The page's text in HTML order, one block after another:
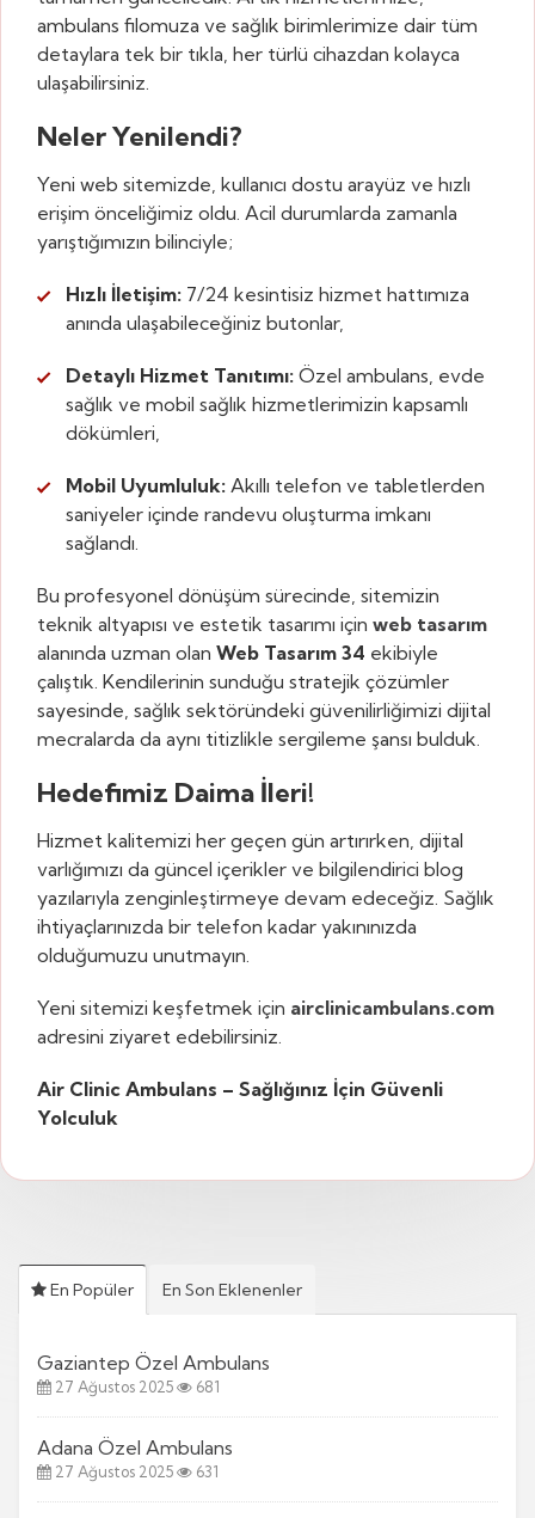
ambulans filomuza ve sağlık birimlerimize dair tüm
detaylara tek bir tıkla, her türlü cihazdan kolayca
ulaşabilirsiniz.
Neler Yenilendi?
Yeni web sitemizde, kullanıcı dostu arayüz ve hızlı
erişim önceliğimiz oldu. Acil durumlarda zamanla
yarıştığımızın bilinciyle;
Hızlı İletişim: 7/24 kesintisiz hizmet hattımıza
anında ulaşabileceğiniz butonlar,
Detaylı Hizmet Tanıtımı: Özel ambulans, evde
sağlık ve mobil sağlık hizmetlerimizin kapsamlı
dökümleri,
Mobil Uyumluluk: Akıllı telefon ve tabletlerden
saniyeler içinde randevu oluşturma imkanı
sağlandı.
Bu profesyonel dönüşüm sürecinde, sitemizin
teknik altyapısı ve estetik tasarımı için web tasarım
alanında uzman olan Web Tasarım 34 ekibiyle
çalıştık. Kendilerinin sunduğu stratejik çözümler
sayesinde, sağlık sektöründeki güvenilirliğimizi dijital
mecralarda da aynı titizlikle sergileme şansı bulduk.
Hedefimiz Daima İleri!
Hizmet kalitemizi her geçen gün artırırken, dijital
varlığımızı da güncel içerikler ve bilgilendirici blog
yazılarıyla zenginleştirmeye devam edeceğiz. Sağlık
ihtiyaçlarınızda bir telefon kadar yakınınızda
olduğumuzu unutmayın.
Yeni sitemizi keşfetmek için airclinicambulans.com
adresini ziyaret edebilirsiniz.
Air Clinic Ambulans – Sağlığınız İçin Güvenli
Yolculuk
En Popüler En Son Eklenenler
Gaziantep Özel Ambulans
27 Ağustos 2025 681
Adana Özel Ambulans
27 Ağustos 2025 631